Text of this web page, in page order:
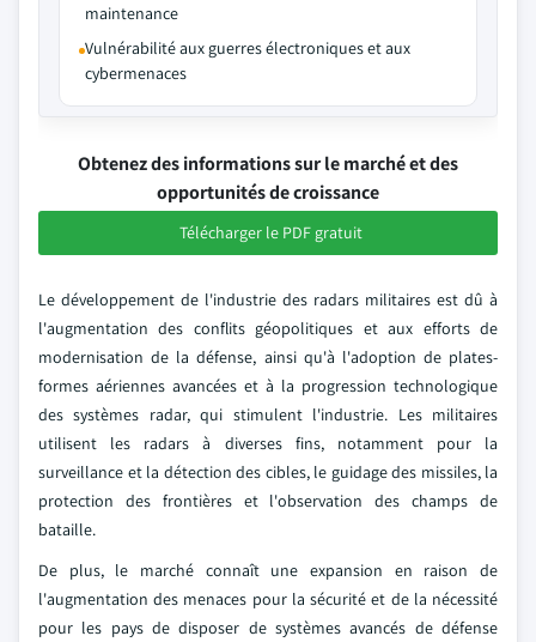
maintenance
Vulnérabilité aux guerres électroniques et aux
cybermenaces
Obtenez des informations sur le marché et des
opportunités de croissance
Télécharger le PDF gratuit
Le développement de l'industrie des radars militaires est dû à
l'augmentation des conflits géopolitiques et aux efforts de
modernisation de la défense, ainsi qu'à l'adoption de plates-
formes aériennes avancées et à la progression technologique
des systèmes radar, qui stimulent l'industrie. Les militaires
utilisent les radars à diverses fins, notamment pour la
surveillance et la détection des cibles, le guidage des missiles, la
protection des frontières et l'observation des champs de
bataille.
De plus, le marché connaît une expansion en raison de
l'augmentation des menaces pour la sécurité et de la nécessité
pour les pays de disposer de systèmes avancés de défense